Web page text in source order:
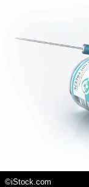
©iStock.com